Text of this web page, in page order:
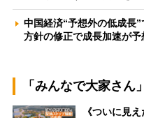
中国経済“予想外の低成長
方針の修正で成長加速が
「みんなで大家さ
《ついに見